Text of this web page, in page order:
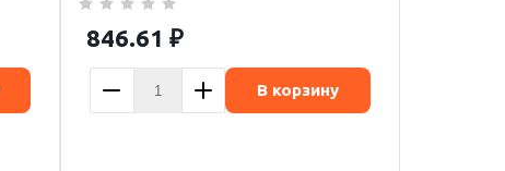
846.61 ₽
В корзину